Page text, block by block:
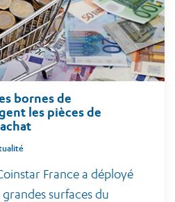
bornes de
les pièces de
France a déployé
surfaces du